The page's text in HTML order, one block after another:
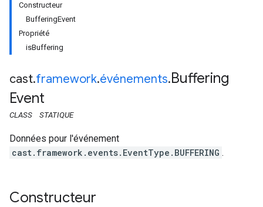
Constructeur
BufferingEvent
Propriété
isBuffering
cast.framework.événements.Buffering
Event
CLASS STATIQUE
Données pour l'événement
cast.framework.events.EventType.BUFFERING .
Constructeur